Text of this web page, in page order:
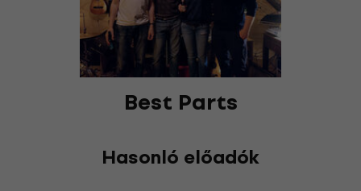
Best Parts
Hasonló előadók